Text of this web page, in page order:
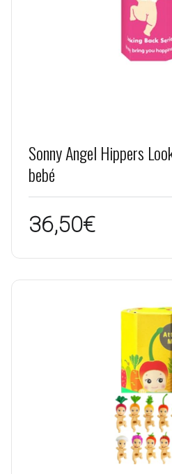
Sonny Angel Hippers
bebé
36,50€